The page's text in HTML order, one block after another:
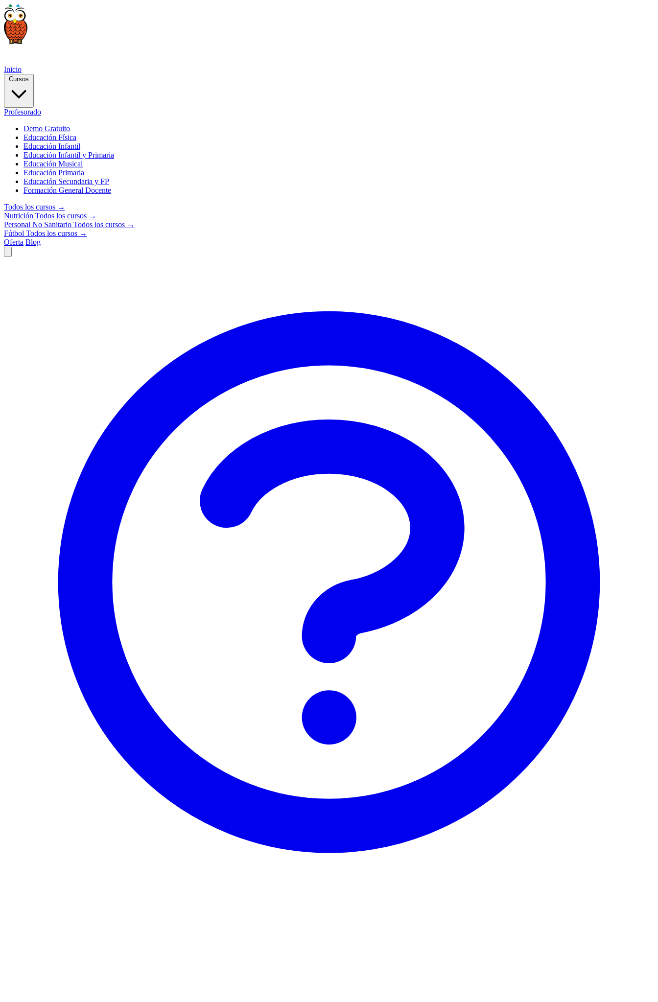
Inicio
Cursos
Profesorado
Demo Gratuito
Educación Física
Educación Infantil
Educación Infantil y Primaria
Educación Musical
Educación Primaria
Educación Secundaria y FP
Formación General Docente
Todos los cursos →
Nutrición Todos los cursos →
Personal No Sanitario Todos los cursos →
Fútbol Todos los cursos →
Oferta Blog